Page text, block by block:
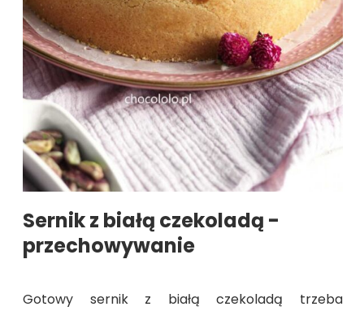
Sernik z białą czekoladą -
przechowywanie
Gotowy sernik z białą czekoladą trzeba